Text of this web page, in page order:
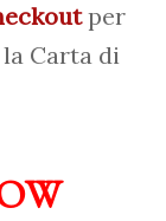
per
Carta di